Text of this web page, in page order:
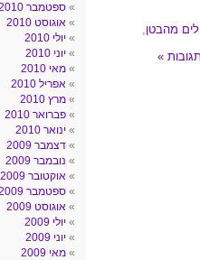
מהבטן,
ספטמבר 2010
אוגוסט 2010
יולי 2010
יוני 2010
מאי 2010
אפריל 2010
מרץ 2010
פברואר 2010
ינואר 2010
דצמבר 2009
נובמבר 2009
אוקטובר 2009
ספטמבר 2009
אוגוסט 2009
יולי 2009
יוני 2009
מאי 2009